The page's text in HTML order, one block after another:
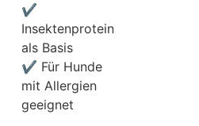
✔
Insektenprotein
als Basis
✔ Für Hunde
mit Allergien
geeignet